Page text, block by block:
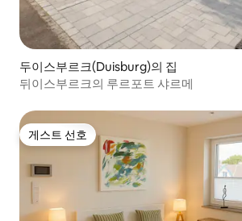
두이스부르크(Duisburg)의 집
뒤이스부르크의 루르포트 샤르메
게스트 선호
게스트 선호